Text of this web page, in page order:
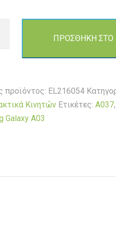
A037/A037G-
ΠΡΟΣΘΗΚΗ ΣΤΟ
προϊόντος: EL216054
Κινητών Ετικέτες:A037
Galaxy A03